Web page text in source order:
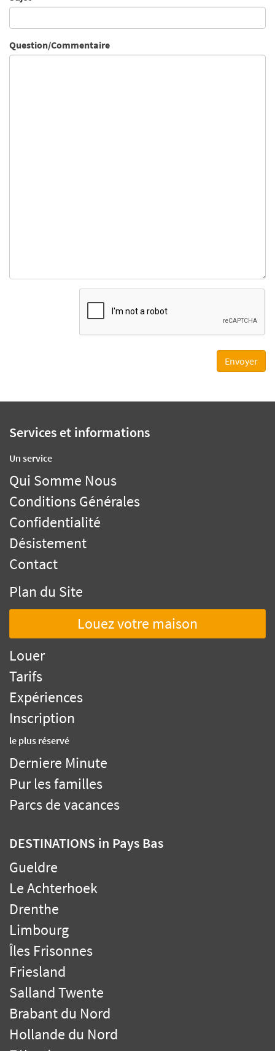
Question/Commentaire
Services et informations
Un service
Qui Somme Nous
Conditions Générales
Confidentialité
Désistement
Contact
Plan du Site
Louez votre maison
Louer
Tarifs
Expériences
Inscription
le plus réservé
Derniere Minute
Pur les familles
Parcs de vacances
DESTINATIONS in Pays Bas
Gueldre
Le Achterhoek
Drenthe
Limbourg
Îles Frisonnes
Friesland
Salland Twente
Brabant du Nord
Hollande du Nord